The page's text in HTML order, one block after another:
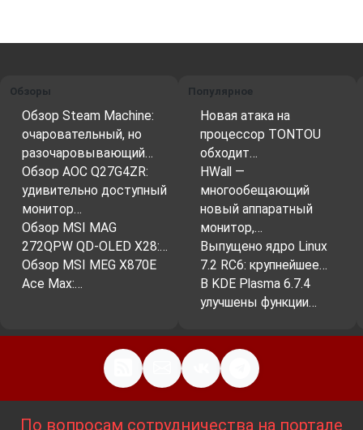
Обзоры
Обзор Steam Machine:
очаровательный, но
разочаровывающий…
Обзор AOC Q27G4ZR:
удивительно доступный
монитор…
Обзор MSI MAG
272QPW QD-OLED X28:…
Обзор MSI MEG X870E
Ace Max:…
Популярное
Новая атака на
процессор TONTOU
обходит…
HWall —
многообещающий
новый аппаратный
монитор,…
Выпущено ядро Linux
7.2 RC6: крупнейшее…
В KDE Plasma 6.7.4
улучшены функции…
По вопросам сотрудничества на портале